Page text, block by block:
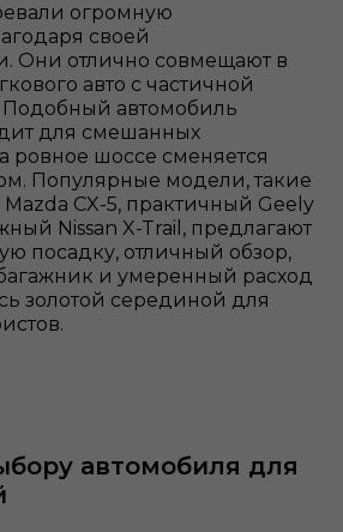
огромную
своей
Они отлично совмещают в
авто с частичной
автомобиль
для смешанных
ровное шоссе сменяется
Популярные модели, такие
CX-5, практичный Geely
Nissan X-Trail, предлагают
посадку, отличный обзор,
и умеренный расход
золотой серединой для
автомобиля для